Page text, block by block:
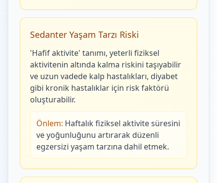
Sedanter Yaşam Tarzı Riski
'Hafif aktivite' tanımı, yeterli fiziksel
aktivitenin altında kalma riskini taşıyabilir
ve uzun vadede kalp hastalıkları, diyabet
gibi kronik hastalıklar için risk faktörü
oluşturabilir.
Önlem: Haftalık fiziksel aktivite süresini
ve yoğunluğunu artırarak düzenli
egzersizi yaşam tarzına dahil etmek.